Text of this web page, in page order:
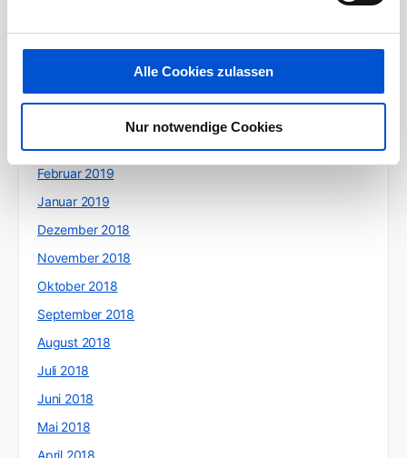
Alle Cookies zulassen
Nur notwendige Cookies
Juli 2019
Februar 2019
Januar 2019
Dezember 2018
November 2018
Oktober 2018
September 2018
August 2018
Juli 2018
Juni 2018
Mai 2018